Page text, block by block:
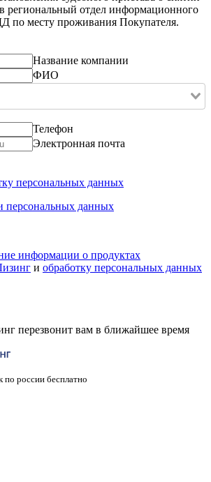
региональный отдел информационного
по месту проживания Покупателя.
Название компании
ФИО
Телефон
Электронная почта
персональных данных
персональных данных
информации о продуктах
и обработку персональных данных
перезвонит вам в ближайшее время
по россии бесплатно